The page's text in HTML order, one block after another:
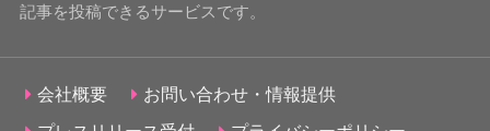
記事を投稿できるサービスです。
会社概要
お問い合わせ・情報提供